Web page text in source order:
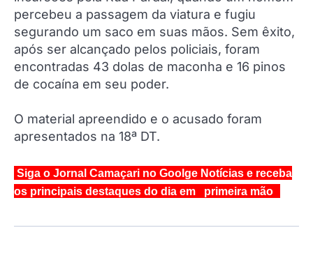
percebeu a passagem da viatura e fugiu
segurando um saco em suas mãos. Sem êxito,
após ser alcançado pelos policiais, foram
encontradas 43 dolas de maconha e 16 pinos
de cocaína em seu poder.
O material apreendido e o acusado foram
apresentados na 18ª DT.
Siga o Jornal Camaçari no Goolge Notícias e receba
os principais destaques do dia em primeira mão